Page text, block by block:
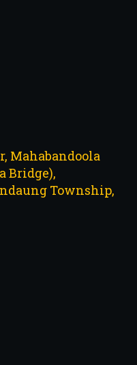
Mahabandoola
Bridge),
Township,